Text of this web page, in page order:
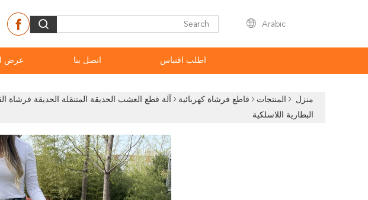
Arabic
عرض اتصل بنا اطلب اقتباس
منزل المنتجات قاطع فرشاة كهربائية
آلة قطع العشب الحديقة المتنقلة الحديقة
البطارية اللاسلكية